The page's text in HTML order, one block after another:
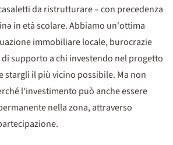
da ristrutturare – con precedenza
in età scolare. Abbiamo un'ottima
immobiliare locale, burocrazie
supporto a chi investendo nel progetto
stargli il più vicino possibile. Ma non
l'investimento può anche essere
nella zona, attraverso